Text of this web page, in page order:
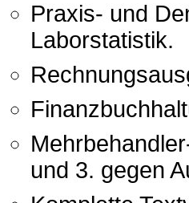
Praxis- und
Laborstatistik.
und 3. gegen